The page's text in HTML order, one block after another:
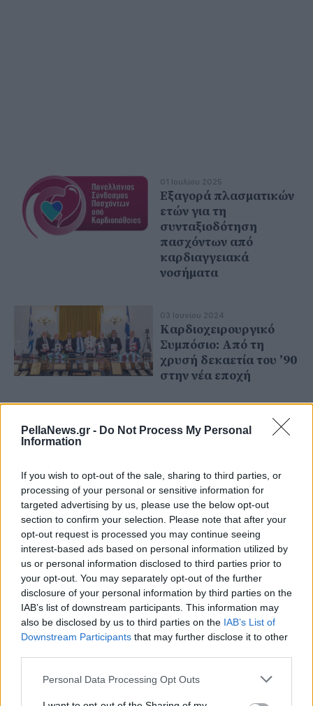
PellaNews.gr - Do Not Process My Personal
Information
If you wish to opt-out of the sale, sharing to third parties, or
processing of your personal or sensitive information for
targeted advertising by us, please use the below opt-out
section to confirm your selection. Please note that after your
opt-out request is processed you may continue seeing
interest-based ads based on personal information utilized by
us or personal information disclosed to third parties prior to
your opt-out. You may separately opt-out of the further
disclosure of your personal information by third parties on the
IAB’s list of downstream participants. This information may
also be disclosed by us to third parties on the IAB’s List of
Downstream Participants that may further disclose it to other
Personal Data Processing Opt Outs
01 Ιουλίου 2025
Εξαγορά πλασματικών
ετών για τη
συνταξιοδότηση
πασχόντων από
καρδιαγγειακά
νοσήματα
03 Ιουνίου 2024
Καρδιοχειρουργικό
Συμπόσιο: Από τη
χρυσή δεκαετία του ’90
στην νέα εποχή
Γενικό Νοσοκομείο
Ανεπάρκεια